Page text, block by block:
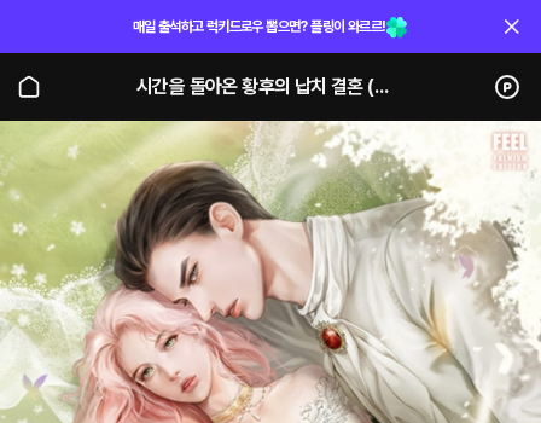
매일 출석하고 럭키드로우 뽑으면? 플링이 와르르!
시간을 돌아온 황후의 납치 결혼 (단행본)